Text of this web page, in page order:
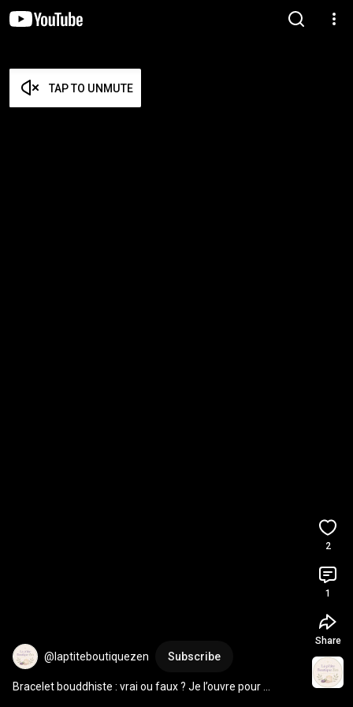
TAP TO UNMUTE
@laptiteboutiquezen Subscribe
Bracelet bouddhiste : vrai ou faux ? Je l’ouvre pour
2
1
Share